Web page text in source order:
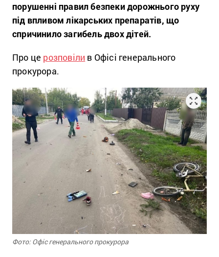
порушенні правил безпеки дорожнього руху
під впливом лікарських препаратів, що
спричинило загибель двох дітей.
Про це розповіли в Офісі генерального
прокурора.
Фото: Офіс генерального прокурора